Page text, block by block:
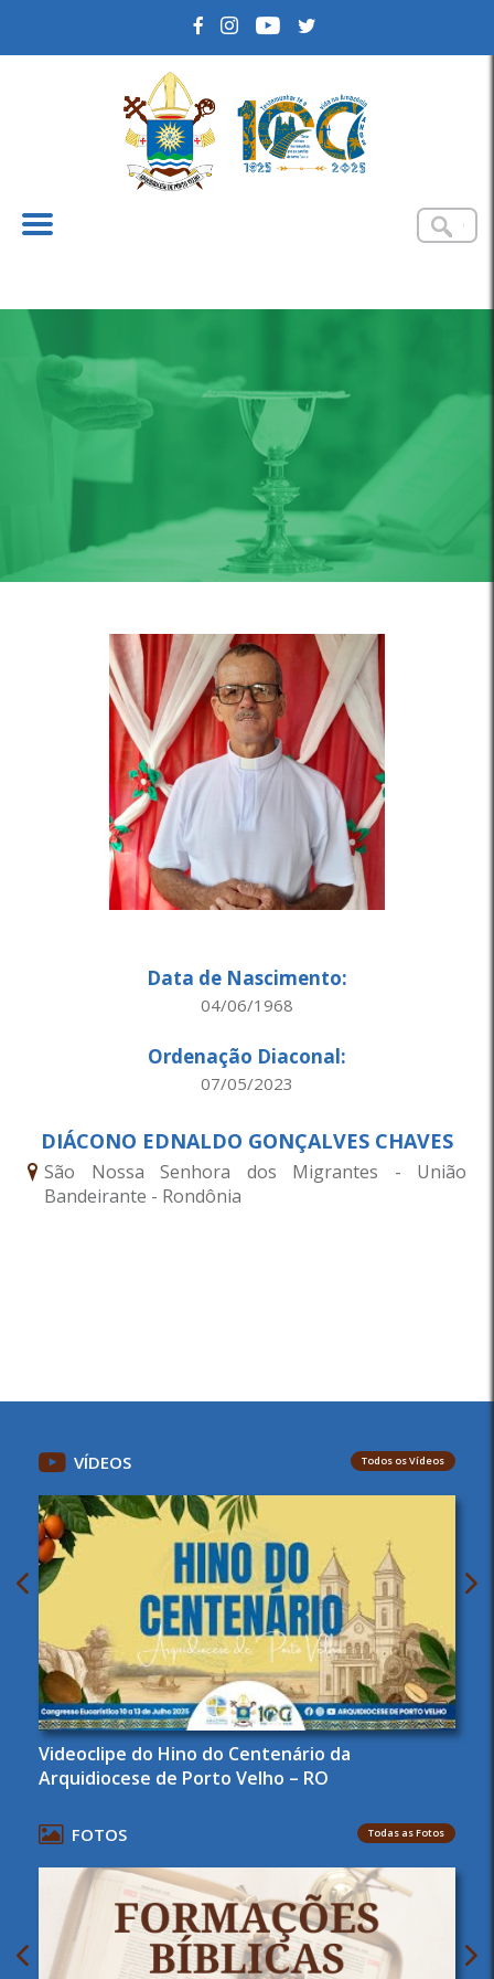
Data de Nascimento:
04/06/1968
Ordenação Diaconal:
07/05/2023
DIÁCONO EDNALDO GONÇALVES CHAVES
São Nossa Senhora dos Migrantes - União
Bandeirante - Rondônia
VÍDEOS Todos os Vídeos
Videoclipe do Hino do Centenário da
Arquidiocese de Porto Velho – RO
FOTOS Todas as Fotos